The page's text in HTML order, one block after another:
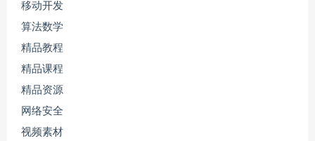
移动开发
算法数学
精品教程
精品课程
精品资源
网络安全
视频素材